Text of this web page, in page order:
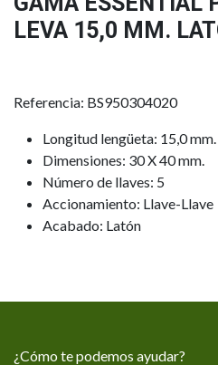
LEVA 15,0 MM.
Referencia: BS950304020
Longitud lengüeta: 15,0 mm.
Dimensiones: 30 X 40 mm.
Número de llaves: 5
Accionamiento: Llave-Llave
Acabado: Latón
¿Cómo te podemos ayudar?